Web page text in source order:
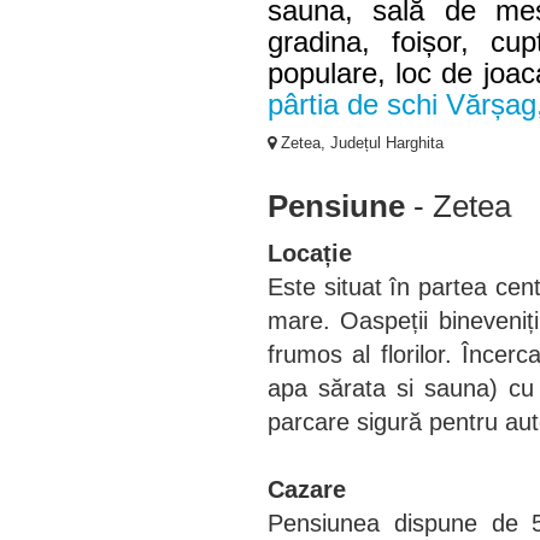
sauna, sală de
gradina, foișor,
populare, loc de
pârtia de schi
Zetea, Județul Harghita
Pensiune - Zetea
Locație
Este situat în partea
mare. Oaspeții
frumos al florilor.
apa sărata si sauna)
parcare sigură pentru
Cazare
Pensiunea dispune de